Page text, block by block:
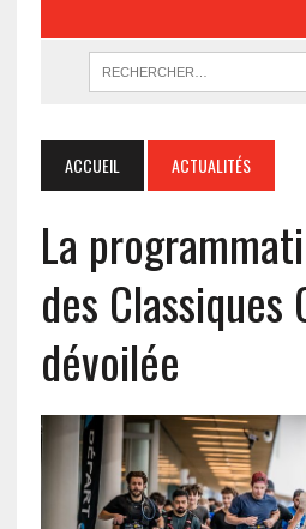
ACCUEIL ACTUALITÉS
La
des Classiques
dévoilée